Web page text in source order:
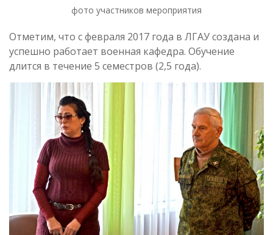
фото участников мероприятия
Отметим, что с февраля 2017 года в ЛГАУ создана и
успешно работает военная кафедра. Обучение
длится в течение 5 семестров (2,5 года).